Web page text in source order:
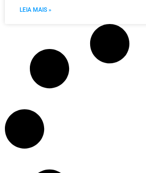
LEIA MAIS »